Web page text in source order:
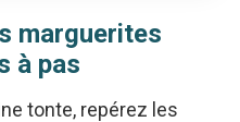
marguerites
à pas
tonte, repérez les